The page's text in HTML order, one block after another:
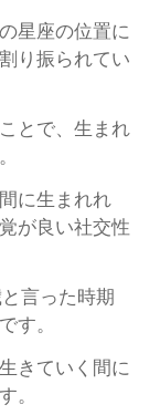
星座の位置に
り振られてい
とで、生まれ
に生まれれ
が良い社交性
言った時期
す。
きていく間に
。